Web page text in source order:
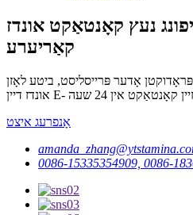
נעץ קאָנטאַקט אונדז
קאַריערע
פּראָדוקטן אָדער פּרייסליסט, ביטע לאָזן
אָנפרעג איצט
0086-15335354909, 0086-